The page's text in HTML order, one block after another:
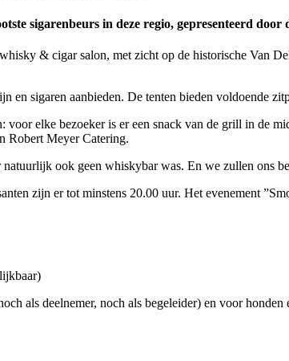
sigarenbeurs in deze regio, gepresenteerd door
& cigar salon, met zicht op de historische Van
en sigaren aanbieden. De tenten bieden voldoende
elke bezoeker is er een snack van de grill in de
Robert Meyer Catering.
ook geen whiskybar was. En we zullen ons
zijn er tot minstens 20.00 uur. Het evenement
als deelnemer, noch als begeleider) en voor honden